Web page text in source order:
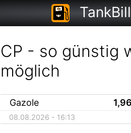
CP - so günstig
möglich
Gazole
08.08.2026 - 16:13